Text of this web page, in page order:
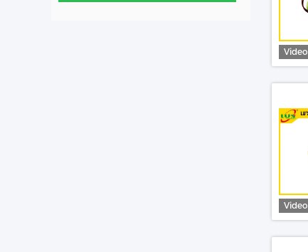
Video
Video